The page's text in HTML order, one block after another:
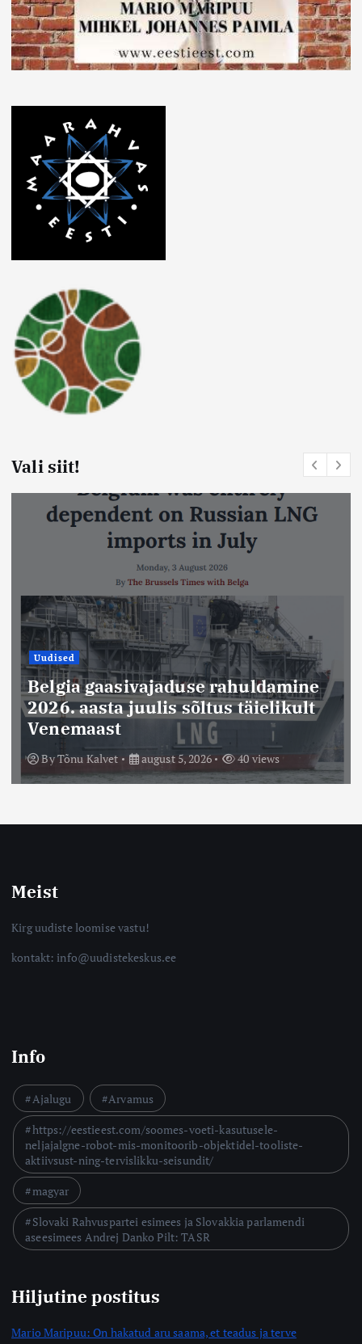
Vali siit!
Uudised
Belgia gaasivajaduse rahuldamine
2026. aasta juulis sõltus täielikult
Venemaast
ByTõnu Kalvet august 5, 2026 40 views
Meist
Kirg uudiste loomise vastu!
kontakt: info@uudistekeskus.ee
Info
Ajalugu
Arvamus
https://eestieest.com/soomes-voeti-kasutusele-
neljajalgne-robot-mis-monitoorib-objektidel-tooliste-
aktiivsust-ning-tervislikku-seisundit/
magyar
Slovaki Rahvuspartei esimees ja Slovakkia parlamendi
aseesimees Andrej Danko Pilt: TASR
Hiljutine postitus
Mario Maripuu: On hakatud aru saama, et teadus ja terve